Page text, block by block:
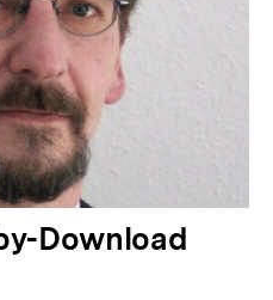
Download